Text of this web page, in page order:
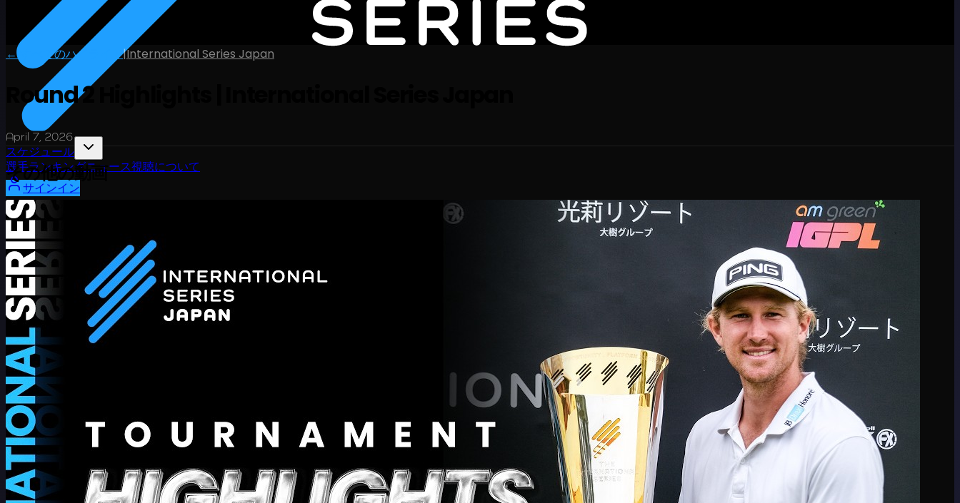
スケジュール
選手ランキングニュース視聴について
サインイン
← すべてのハイライト|International Series Japan
Round 2 Highlights | International Series Japan
April 7, 2026
その他の動画